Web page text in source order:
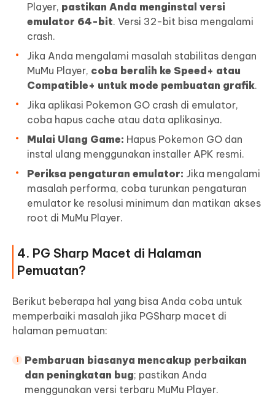
Player, pastikan Anda menginstal versi
emulator 64-bit. Versi 32-bit bisa mengalami
crash.
Jika Anda mengalami masalah stabilitas dengan
MuMu Player, coba beralih ke Speed+ atau
Compatible+ untuk mode pembuatan grafik.
Jika aplikasi Pokemon GO crash di emulator,
coba hapus cache atau data aplikasinya.
Mulai Ulang Game: Hapus Pokemon GO dan
instal ulang menggunakan installer APK resmi.
Periksa pengaturan emulator: Jika mengalami
masalah performa, coba turunkan pengaturan
emulator ke resolusi minimum dan matikan akses
root di MuMu Player.
4. PG Sharp Macet di Halaman
Pemuatan?
Berikut beberapa hal yang bisa Anda coba untuk
memperbaiki masalah jika PGSharp macet di
halaman pemuatan:
Pembaruan biasanya mencakup perbaikan
dan peningkatan bug; pastikan Anda
menggunakan versi terbaru MuMu Player.